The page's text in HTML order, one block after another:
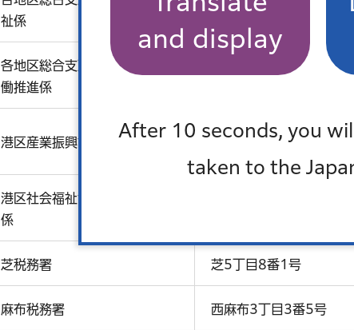
and display
After 10 seconds, you
taken to the
祉係
各地区総合支所（下記）
各地区総合支所 協働推進課協
働推進係
各地区総合支所（下記）
港区産業振興課
芝5丁目36番4号 札ノ辻
港区社会福祉協議会 生活支援
係
芝税務署 芝5丁目8番1号
麻布税務署 西麻布3丁目3番5号